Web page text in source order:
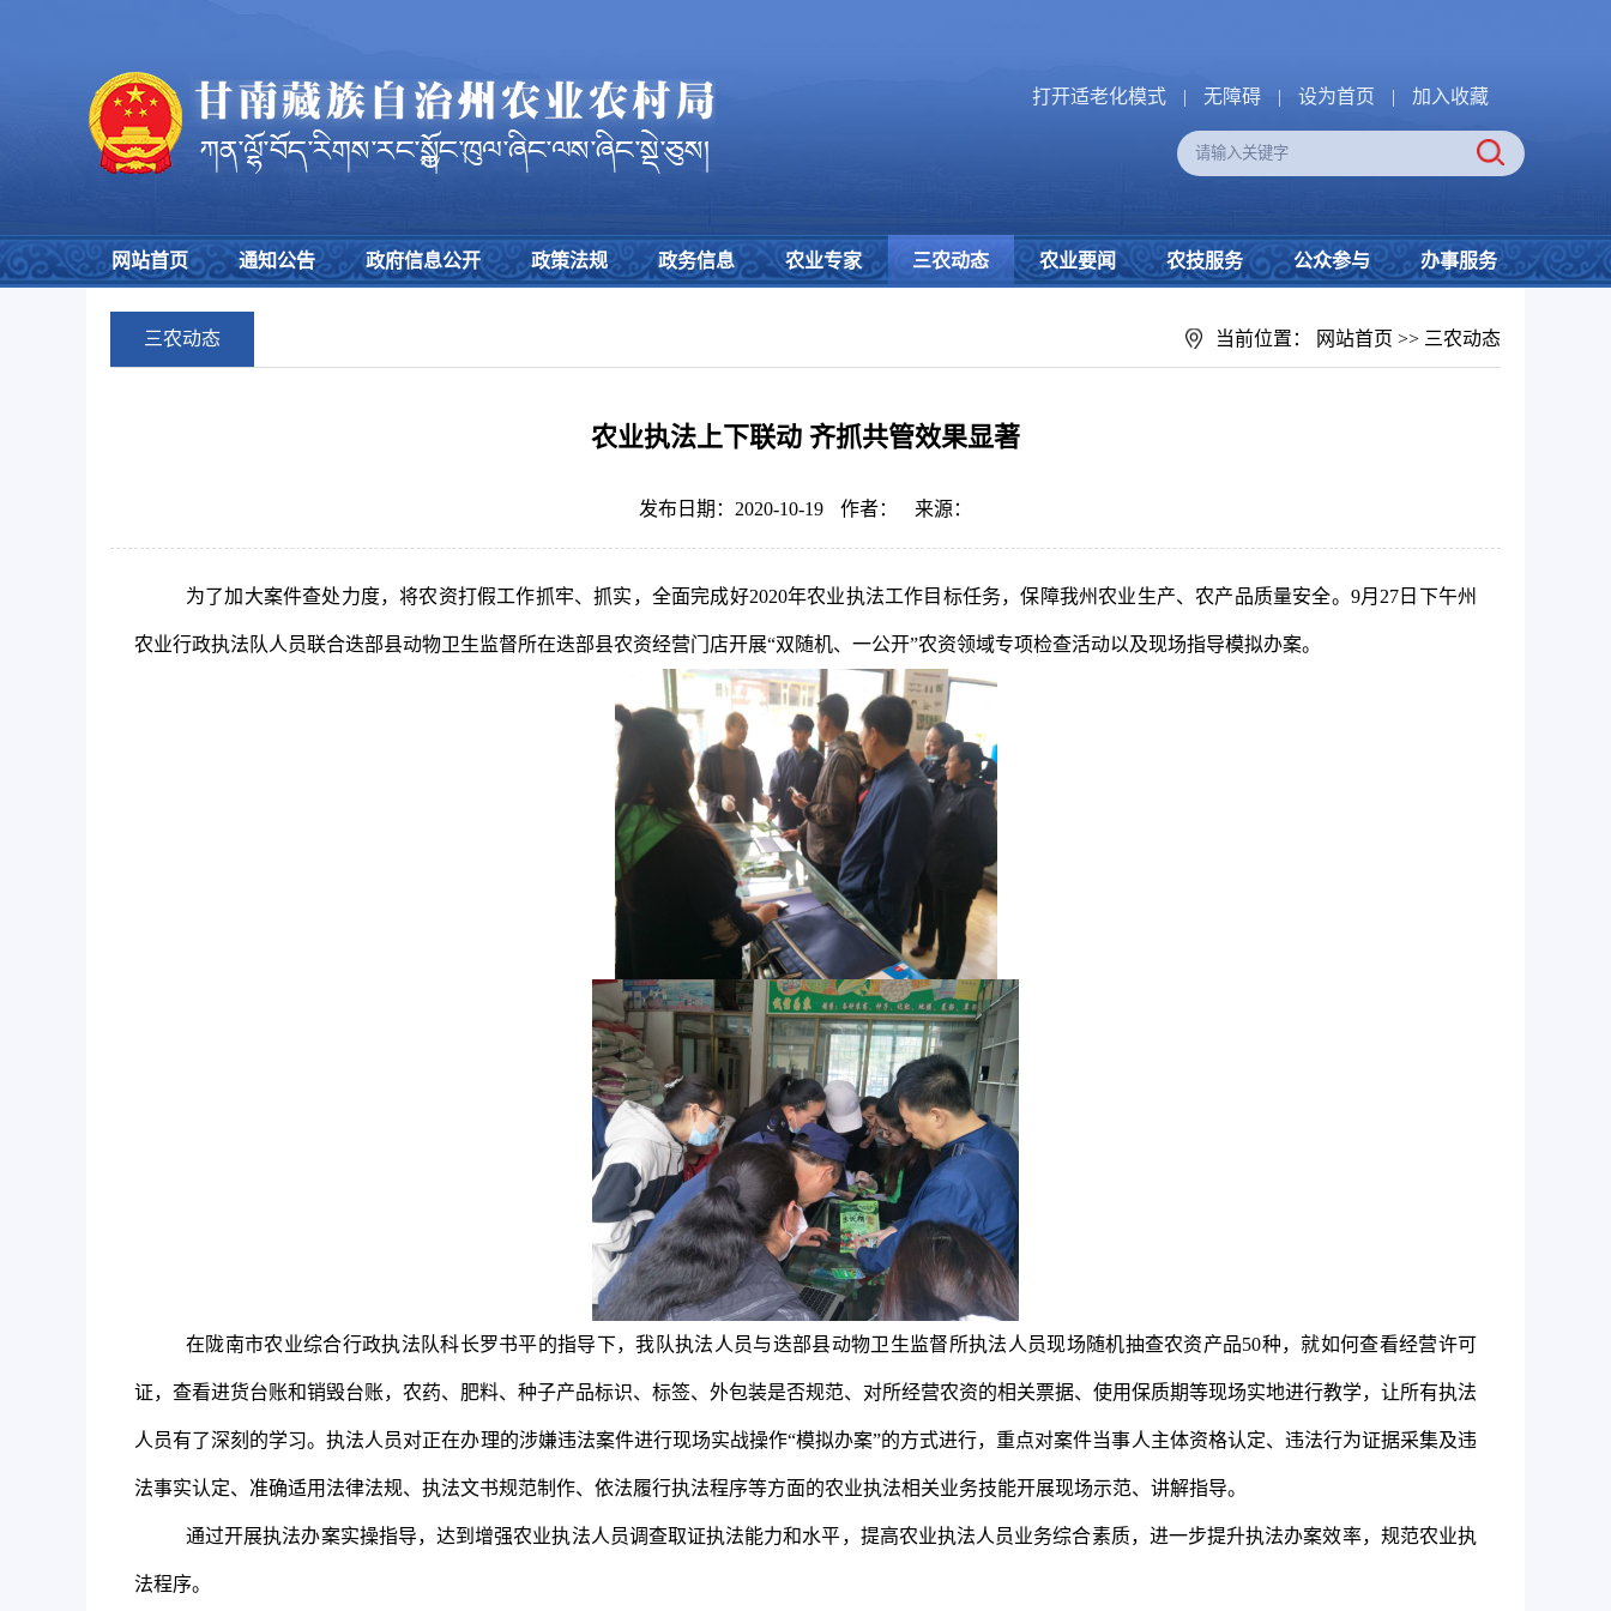
打开适老化模式 | 无障碍 | 设为首页 | 加入收藏
网站首页 通知公告 政府信息公开 政策法规 政务信息 农业专家 三农动态 农业要闻 农技服务 公众参与 办事服务
三农动态 当前位置： 网站首页 >> 三农动态
农业执法上下联动 齐抓共管效果显著
发布日期：2020-10-19 作者： 来源：
为了加大案件查处力度，将农资打假工作抓牢、抓实，全面完成好2020年农业执法工作目标任务，保障我州农业生产、农产品质量安全。9月27 日下午州
农业行政执法队人员联合迭部县动物卫生监督所在迭部县农资经营门店开展“双随机、一公开”农资领域专项检查活动以及现场指导模拟办案。
在陇南市农业综合行政执法队科长罗书平的指导下，我队执法人员与迭部县动物卫生监督所执法人员现场随机抽查农资产品50种，就如何查看经营许可
证，查看进货台账和销毁台账，农药、肥料、种子产品标识、标签、外包装是否规范、对所经营农资的相关票据、使用保质期等现场实地进行教学，让所有执法
人员有了深刻的学习。执法人员对正在办理的涉嫌违法案件进行现场实战操作“模拟办案”的方式进行，重点对案件当事人主体资格认定、违法行为证据采集及违
法事实认定、准确适用法律法规、执法文书规范制作、依法履行执法程序等方面的农业执法相关业务技能开展现场示范、讲解指导。
通过开展执法办案实操指导，达到增强农业执法人员调查取证执法能力和水平，提高农业执法人员业务综合素质，进一步提升执法办案效率，规范农业执
法程序。